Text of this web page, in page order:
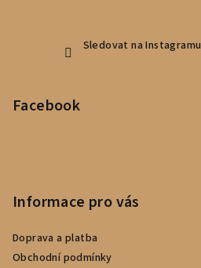
Sledovat na Instagramu
Facebook
Informace pro vás
Doprava a platba
Obchodní podmínky